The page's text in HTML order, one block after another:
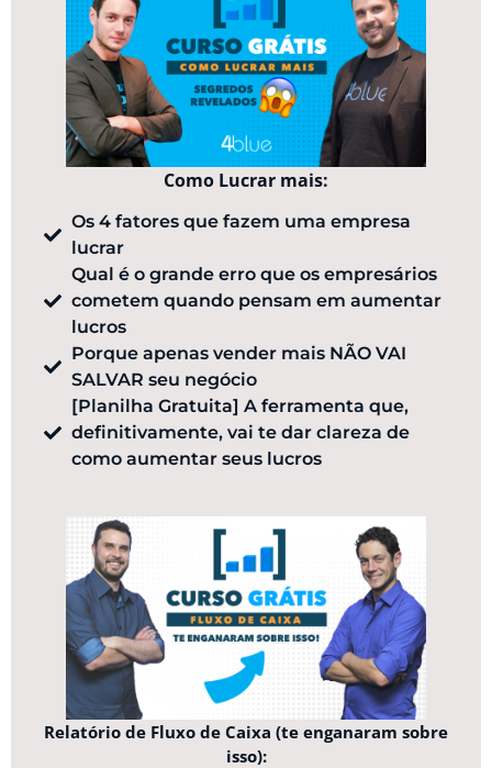
Como Lucrar mais:
Os 4 fatores que fazem uma empresa
lucrar
Qual é o grande erro que os empresários
cometem quando pensam em aumentar
lucros
Porque apenas vender mais NÃO VAI
SALVAR seu negócio
[Planilha Gratuita] ​A ferramenta que,
definitivamente, vai te dar clareza de
como aumentar seus lucros
Relatório de Fluxo de Caixa (te enganaram sobre
isso):